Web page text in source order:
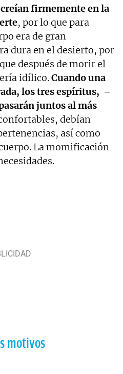
creían firmemente en la
, por lo que para
era de gran
dura en el desierto, por
después de morir el
idílico.Cuando una
los tres espíritus, –
juntos al más
debían
así como
La momificación
motivos